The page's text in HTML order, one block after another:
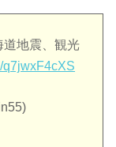
地震、観光
q7jwxF4cXS